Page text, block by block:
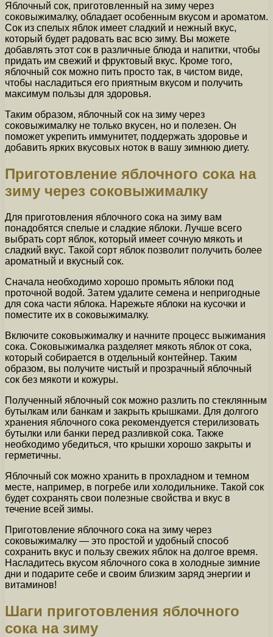
Яблочный сок, приготовленный на зиму через
соковыжималку, обладает особенным вкусом и ароматом.
Сок из спелых яблок имеет сладкий и нежный вкус,
который будет радовать вас всю зиму. Вы можете
добавлять этот сок в различные блюда и напитки, чтобы
придать им свежий и фруктовый вкус. Кроме того,
яблочный сок можно пить просто так, в чистом виде,
чтобы насладиться его приятным вкусом и получить
максимум пользы для здоровья.
Таким образом, яблочный сок на зиму через
соковыжималку не только вкусен, но и полезен. Он
поможет укрепить иммунитет, поддержать здоровье и
добавить ярких вкусовых ноток в вашу зимнюю диету.
Приготовление яблочного сока на
зиму через соковыжималку
Для приготовления яблочного сока на зиму вам
понадобятся спелые и сладкие яблоки. Лучше всего
выбрать сорт яблок, который имеет сочную мякоть и
сладкий вкус. Такой сорт яблок позволит получить более
ароматный и вкусный сок.
Сначала необходимо хорошо промыть яблоки под
проточной водой. Затем удалите семена и непригодные
для сока части яблока. Нарежьте яблоки на кусочки и
поместите их в соковыжималку.
Включите соковыжималку и начните процесс выжимания
сока. Соковыжималка разделяет мякоть яблок от сока,
который собирается в отдельный контейнер. Таким
образом, вы получите чистый и прозрачный яблочный
сок без мякоти и кожуры.
Полученный яблочный сок можно разлить по стеклянным
бутылкам или банкам и закрыть крышками. Для долгого
хранения яблочного сока рекомендуется стерилизовать
бутылки или банки перед разливкой сока. Также
необходимо убедиться, что крышки хорошо закрыты и
герметичны.
Яблочный сок можно хранить в прохладном и темном
месте, например, в погребе или холодильнике. Такой сок
будет сохранять свои полезные свойства и вкус в
течение всей зимы.
Приготовление яблочного сока на зиму через
соковыжималку — это простой и удобный способ
сохранить вкус и пользу свежих яблок на долгое время.
Насладитесь вкусом яблочного сока в холодные зимние
дни и подарите себе и своим близким заряд энергии и
витаминов!
Шаги приготовления яблочного
сока на зиму